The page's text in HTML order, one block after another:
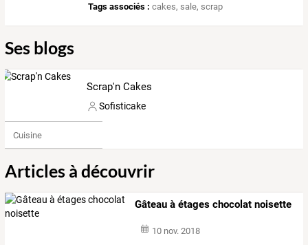
Tags associés : cakes,sale,scrap
Ses blogs
Scrap'n Cakes
Sofisticake
Cuisine
Articles à découvrir
Gâteau à étages chocolat noisette
10 nov. 2018